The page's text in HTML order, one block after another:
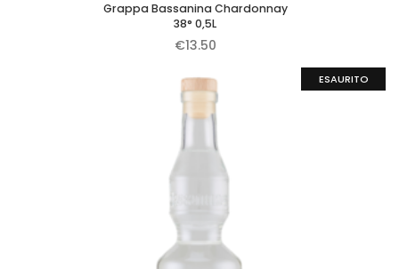
Grappa Bassanina Chardonnay
38° 0,5L
€13.50
ESAURITO